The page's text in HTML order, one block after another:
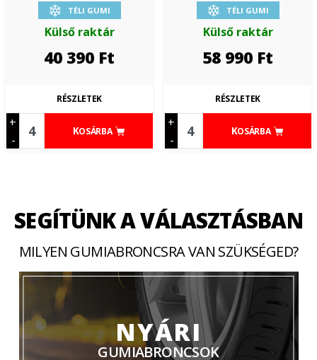
TÉLI GUMI
Külső raktár
40 390 Ft
+
-
KOSÁRBA
RÉSZLETEK
TÉLI GUMI
Külső raktár
58 990 Ft
+
-
KOSÁRBA
RÉSZLETEK
SEGÍTÜNK A VÁLASZTÁSBAN
MILYEN GUMIABRONCSRA VAN SZÜKSÉGED?
NYÁRI
GUMIABRONCSOK